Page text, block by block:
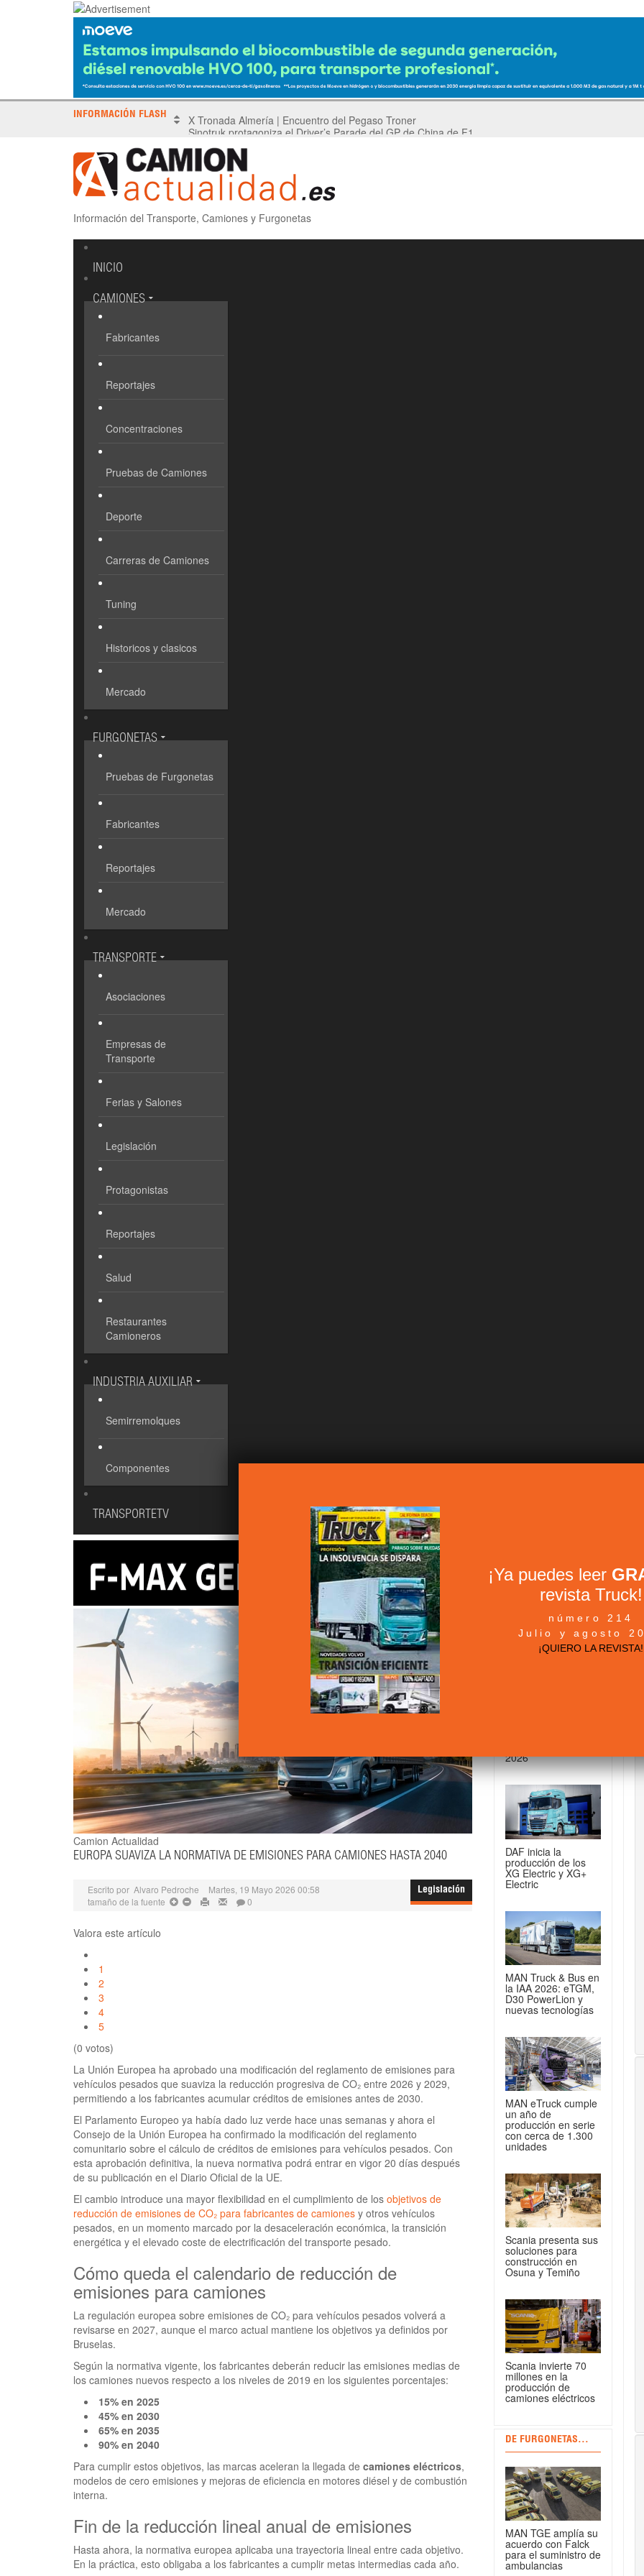
INFORMACIÓN FLASH Sinotruk protagoniza el Driver’s Parade del GP de China de F1
Información del Transporte, Camiones y Furgonetas
INICIO
CAMIONES
Fabricantes
Reportajes
Concentraciones
Pruebas de Camiones
Deporte
Carreras de Camiones
Tuning
Historicos y clasicos
Mercado
FURGONETAS
Pruebas de Furgonetas
Fabricantes
Reportajes
Mercado
TRANSPORTE
Asociaciones
Empresas de
Transporte
Ferias y Salones
Legislación
Protagonistas
Reportajes
Salud
Restaurantes
Camioneros
INDUSTRIA AUXILIAR
Semirremolques
Componentes
TRANSPORTETV
Camion Actualidad
EUROPA SUAVIZA LA NORMATIVA DE EMISIONES PARA CAMIONES HASTA 2040
Legislación
Escrito por Alvaro Pedroche
Martes, 19 Mayo 2026 00:58
tamaño de la fuente
0
Valora este artículo
1
2
3
4
5
(0 votos)
La Unión Europea ha aprobado una modificación del reglamento de emisiones para
vehículos pesados que suaviza la reducción progresiva de CO₂ entre 2026 y 2029,
permitiendo a los fabricantes acumular créditos de emisiones antes de 2030.
El Parlamento Europeo ya había dado luz verde hace unas semanas y ahora el
Consejo de la Unión Europea ha confirmado la modificación del reglamento
comunitario sobre el cálculo de créditos de emisiones para vehículos pesados. Con
esta aprobación definitiva, la nueva normativa podrá entrar en vigor 20 días después
de su publicación en el Diario Oficial de la UE.
El cambio introduce una mayor flexibilidad en el cumplimiento de los objetivos de
reducción de emisiones de CO₂ para fabricantes de camiones y otros vehículos
pesados, en un momento marcado por la desaceleración económica, la transición
energética y el elevado coste de electrificación del transporte pesado.
Cómo queda el calendario de reducción de
emisiones para camiones
La regulación europea sobre emisiones de CO₂ para vehículos pesados volverá a
revisarse en 2027, aunque el marco actual mantiene los objetivos ya definidos por
Bruselas.
Según la normativa vigente, los fabricantes deberán reducir las emisiones medias de
los camiones nuevos respecto a los niveles de 2019 en los siguientes porcentajes:
15% en 2025
45% en 2030
65% en 2035
90% en 2040
Para cumplir estos objetivos, las marcas aceleran la llegada de camiones eléctricos,
modelos de cero emisiones y mejoras de eficiencia en motores diésel y de combustión
interna.
Fin de la reducción lineal anual de emisiones
Hasta ahora, la normativa europea aplicaba una trayectoria lineal entre cada objetivo.
En la práctica, esto obligaba a los fabricantes a cumplir metas intermedias cada año.
DE CAMIONES...
2026
DAF inicia la
producción de los
XG Electric y XG+
Electric
MAN Truck & Bus en
la IAA 2026: eTGM,
D30 PowerLion y
nuevas tecnologías
MAN eTruck cumple
un año de
producción en serie
con cerca de 1.300
unidades
Scania presenta sus
soluciones para
construcción en
Osuna y Temiño
Scania invierte 70
millones en la
producción de
camiones eléctricos
DE FURGONETAS...
MAN TGE amplía su
acuerdo con Falck
para el suministro de
ambulancias
¡Ya puedes leer
revista Truck!
número 214
Julio y agosto
¡QUIERO LA REVISTA!